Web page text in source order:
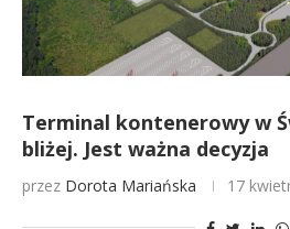
Terminal kontenerowy w
bliżej. Jest ważna decyzja
przez Dorota Mariańska 17